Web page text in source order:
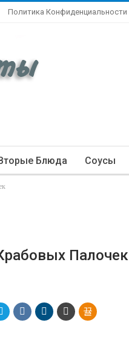
Политика Конфиденциальности
Блюда Соусы
Палочек